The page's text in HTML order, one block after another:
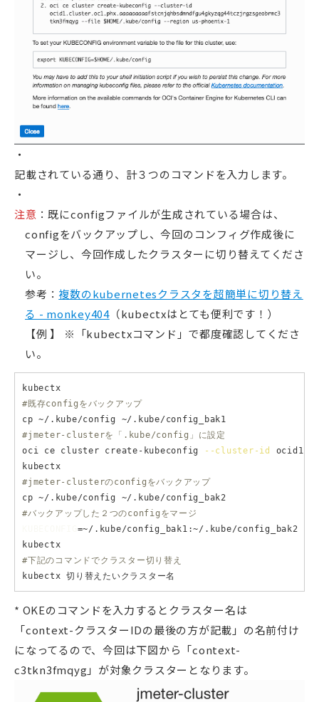
記載されている通り、計３つのコマンドを入力します。
注意 ：既にconfigファイルが生成されている場合は、
configをバックアップし、今回のコンフィグ作成後に
マージし、今回作成したクラスターに切り替えてくださ
い。
参考： 複数のkubernetesクラスタを超簡単に切り替え
る - monkey404（kubectxはとても便利です！）
【例 】 ※「kubectxコマンド」で都度確認してくださ
い。
#既存configをバックアップ
#jmeter-clusterを「.kube/config」に設定
oci ce cluster create-kubeconfig
--cluster-id
#jmeter-clusterのconfigをバックアップ
#バックアップした２つのconfigをマージ
=~/.kube/config_bak1:~/.kube/config_bak2
#下記のコマンドでクラスター切り替え
* OKEのコマンドを入力するとクラスター名は
「context-クラスターIDの最後の方が記載」の名前付け
になってるので、今回は下図から「context-
c3tkn3fmqyg」が対象クラスターとなります。